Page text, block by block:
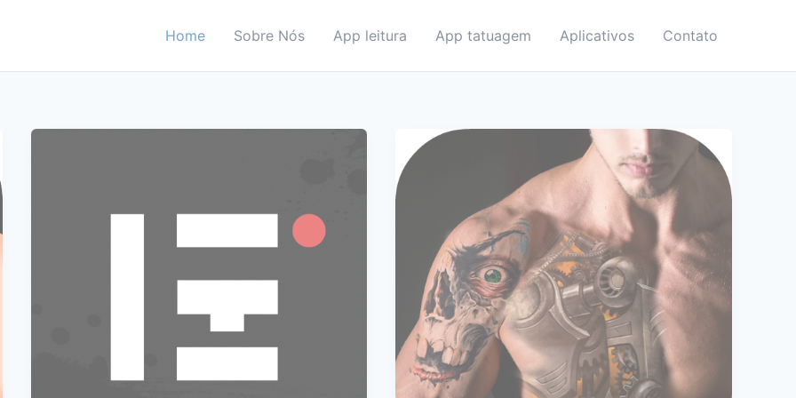
Home Sobre Nós App leitura App tatuagem Aplicativos Contato